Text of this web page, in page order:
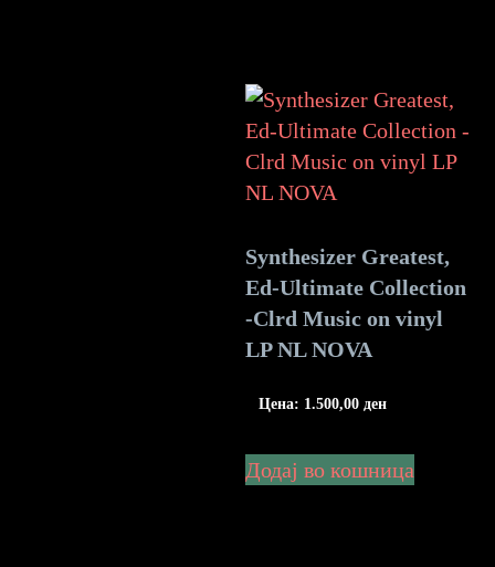
Synthesizer Greatest,
Ed-Ultimate Collection
-Clrd Music on vinyl
LP NL NOVA
Цена: 1.500,00 ден
Додај во кошница